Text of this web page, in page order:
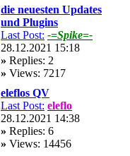
die neuesten Updates
und Plugins
Last Post: -=Spike=-
28.12.2021 15:18
» Replies: 2
» Views: 7217
eleflos QV
Last Post: eleflo
28.12.2021 14:38
» Replies: 6
» Views: 14456